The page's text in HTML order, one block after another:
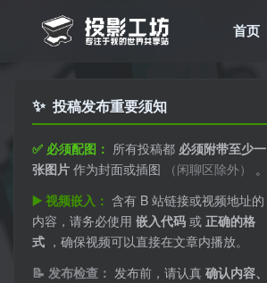
首页
✨ 投稿发布重要须知
✅ 必须配图： 所有投稿都 必须附带至少一
张图片 作为封面或插图 （闲聊区除外） 。
▶️ 视频嵌入： 含有 B 站链接或视频地址的
内容，请务必使用 嵌入代码 或 正确的格
式 ，确保视频可以直接在文章内播放。
📝 发布检查： 发布前，请认真 确认内容、